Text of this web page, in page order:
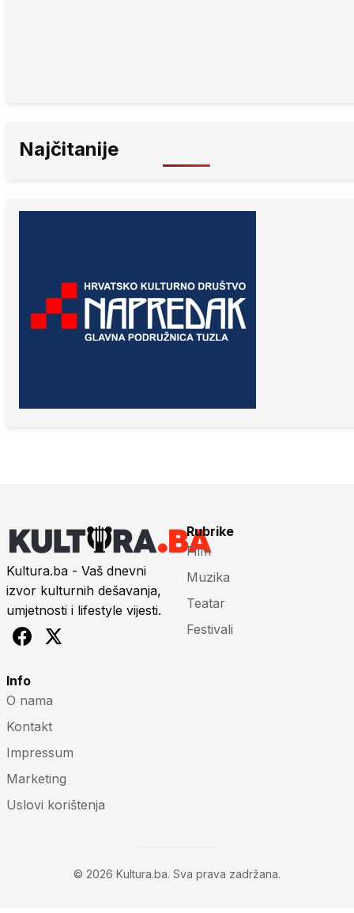
Najčitanije
Kultura.ba - Vaš dnevni
izvor kulturnih dešavanja,
umjetnosti i lifestyle vijesti.
Rubrike
Film
Muzika
Teatar
Festivali
Info
O nama
Kontakt
Impressum
Marketing
Uslovi korištenja
© 2026 Kultura.ba. Sva prava zadržana.